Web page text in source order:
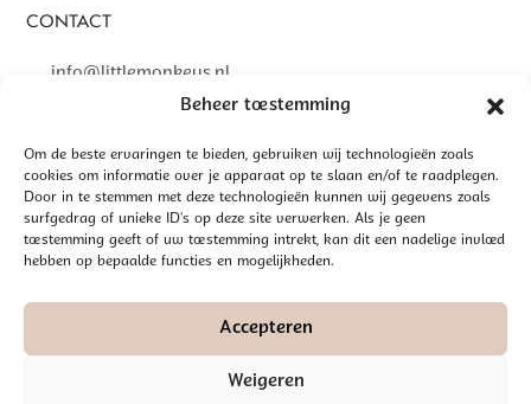
Beheer toestemming
Om de beste ervaringen te bieden, gebruiken wij technologieën zoals
cookies om informatie over je apparaat op te slaan en/of te raadplegen.
Door in te stemmen met deze technologieën kunnen wij gegevens zoals
surfgedrag of unieke ID's op deze site verwerken. Als je geen
toestemming geeft of uw toestemming intrekt, kan dit een nadelige invloed
hebben op bepaalde functies en mogelijkheden.
Accepteren
Weigeren
CONTACT
info@littlemonkeys.nl
©2026 LITTLE MONKEYS | GEREALISEERD DOORINTERLY
ALGEMENE VOORWAARDEN
PRIVACYBELEID